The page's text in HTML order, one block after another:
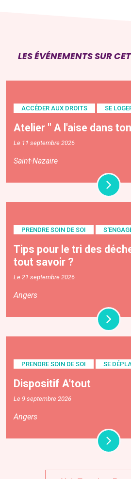
LES ÉVÉNEMENTS SUR
ACCÉDER AUX DROITS SE
Atelier " A l'aise dans
Le 11 septembre 2026
Saint-Nazaire
PRENDRE SOIN DE SOI
Tips pour le tri des
tout savoir ?
Le 21 septembre 2026
Angers
PRENDRE SOIN DE SOI SE
Dispositif A'tout
Le 9 septembre 2026
Angers